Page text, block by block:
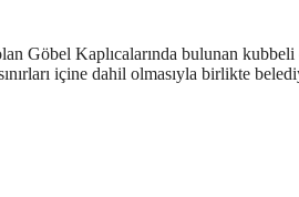
Göbel Kaplıcalarında bulunan
içine dahil olmasıyla birlikte